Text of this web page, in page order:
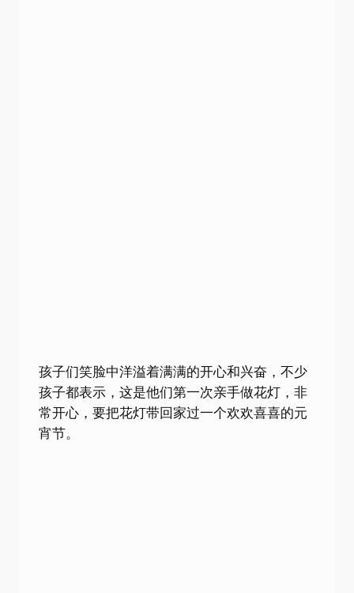
孩子们笑脸中洋溢着满满的开心和兴奋，不少
孩子都表示，这是他们第一次亲手做花灯，非
常开心，要把花灯带回家过一个欢欢喜喜的元
宵节。